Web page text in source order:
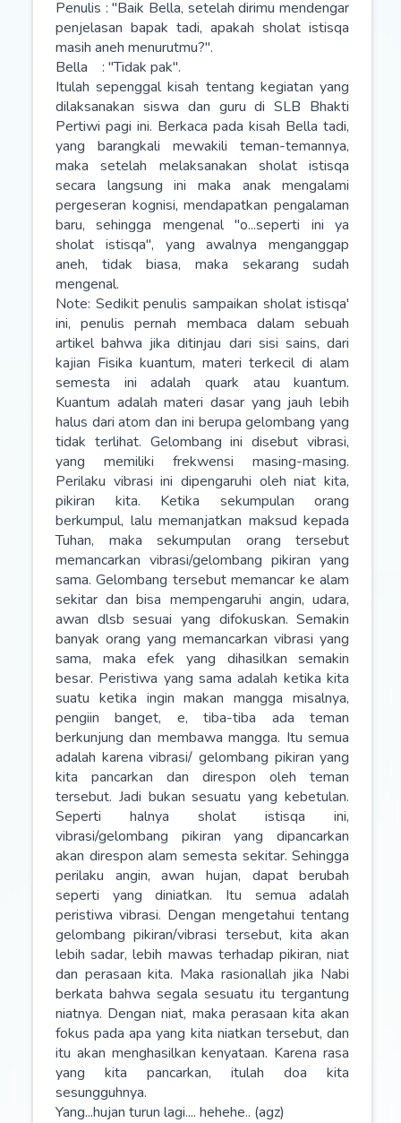
Penulis : "Baik Bella, setelah dirimu mendengar
penjelasan bapak tadi, apakah sholat istisqa
masih aneh menurutmu?".
Bella : "Tidak pak".
Itulah sepenggal kisah tentang kegiatan yang
dilaksanakan siswa dan guru di SLB Bhakti
Pertiwi pagi ini. Berkaca pada kisah Bella tadi,
yang barangkali mewakili teman-temannya,
maka setelah melaksanakan sholat istisqa
secara langsung ini maka anak mengalami
pergeseran kognisi, mendapatkan pengalaman
baru, sehingga mengenal "o...seperti ini ya
sholat istisqa", yang awalnya menganggap
aneh, tidak biasa, maka sekarang sudah
mengenal.
Note: Sedikit penulis sampaikan sholat istisqa'
ini, penulis pernah membaca dalam sebuah
artikel bahwa jika ditinjau dari sisi sains, dari
kajian Fisika kuantum, materi terkecil di alam
semesta ini adalah quark atau kuantum.
Kuantum adalah materi dasar yang jauh lebih
halus dari atom dan ini berupa gelombang yang
tidak terlihat. Gelombang ini disebut vibrasi,
yang memiliki frekwensi masing-masing.
Perilaku vibrasi ini dipengaruhi oleh niat kita,
pikiran kita. Ketika sekumpulan orang
berkumpul, lalu memanjatkan maksud kepada
Tuhan, maka sekumpulan orang tersebut
memancarkan vibrasi/gelombang pikiran yang
sama. Gelombang tersebut memancar ke alam
sekitar dan bisa mempengaruhi angin, udara,
awan dlsb sesuai yang difokuskan. Semakin
banyak orang yang memancarkan vibrasi yang
sama, maka efek yang dihasilkan semakin
besar. Peristiwa yang sama adalah ketika kita
suatu ketika ingin makan mangga misalnya,
pengiin banget, e, tiba-tiba ada teman
berkunjung dan membawa mangga. Itu semua
adalah karena vibrasi/ gelombang pikiran yang
kita pancarkan dan direspon oleh teman
tersebut. Jadi bukan sesuatu yang kebetulan.
Seperti halnya sholat istisqa ini,
vibrasi/gelombang pikiran yang dipancarkan
akan direspon alam semesta sekitar. Sehingga
perilaku angin, awan hujan, dapat berubah
seperti yang diniatkan. Itu semua adalah
peristiwa vibrasi. Dengan mengetahui tentang
gelombang pikiran/vibrasi tersebut, kita akan
lebih sadar, lebih mawas terhadap pikiran, niat
dan perasaan kita. Maka rasionallah jika Nabi
berkata bahwa segala sesuatu itu tergantung
niatnya. Dengan niat, maka perasaan kita akan
fokus pada apa yang kita niatkan tersebut, dan
itu akan menghasilkan kenyataan. Karena rasa
yang kita pancarkan, itulah doa kita
sesungguhnya.
Yang...hujan turun lagi.... hehehe.. (agz)